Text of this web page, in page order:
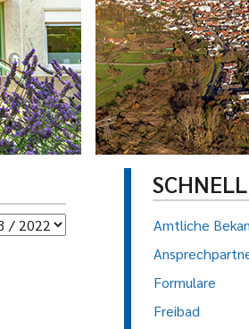
Amtliche
Formulare
Freibad